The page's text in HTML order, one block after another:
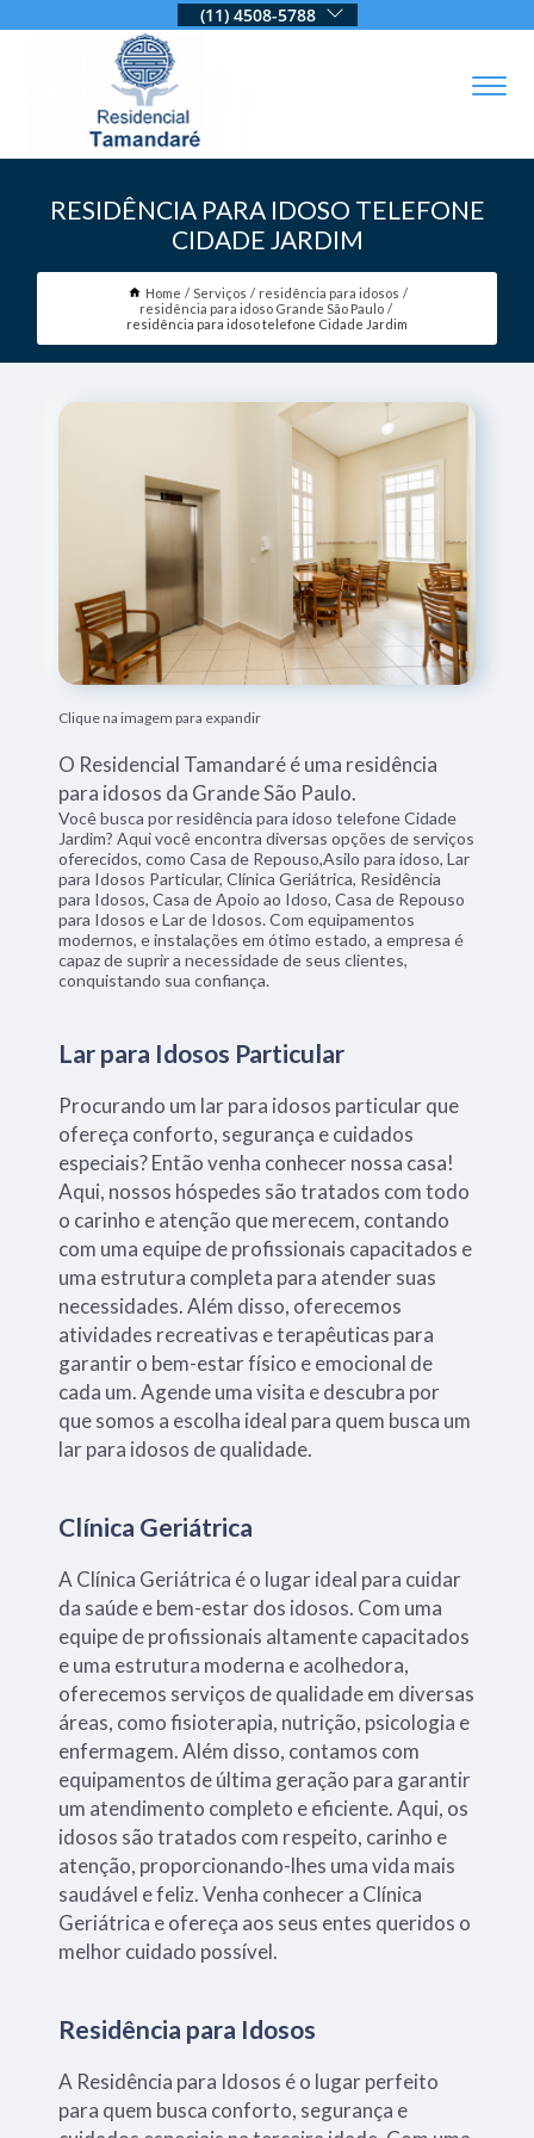
(11) 4508-5788
RESIDÊNCIA PARA IDOSO TELEFONE
CIDADE JARDIM
Home Serviços
residência para idosos
residência para idoso Grande São Paulo
residência para idoso telefone Cidade Jardim
Clique na imagem para expandir
O Residencial Tamandaré é uma residência
para idosos da Grande São Paulo.
Você busca por residência para idoso telefone Cidade
Jardim? Aqui você encontra diversas opções de serviços
oferecidos, como Casa de Repouso,Asilo para idoso, Lar
para Idosos Particular, Clínica Geriátrica, Residência
para Idosos, Casa de Apoio ao Idoso, Casa de Repouso
para Idosos e Lar de Idosos. Com equipamentos
modernos, e instalações em ótimo estado, a empresa é
capaz de suprir a necessidade de seus clientes,
conquistando sua confiança.
Lar para Idosos Particular
Procurando um lar para idosos particular que
ofereça conforto, segurança e cuidados
especiais? Então venha conhecer nossa casa!
Aqui, nossos hóspedes são tratados com todo
o carinho e atenção que merecem, contando
com uma equipe de profissionais capacitados e
uma estrutura completa para atender suas
necessidades. Além disso, oferecemos
atividades recreativas e terapêuticas para
garantir o bem-estar físico e emocional de
cada um. Agende uma visita e descubra por
que somos a escolha ideal para quem busca um
lar para idosos de qualidade.
Clínica Geriátrica
A Clínica Geriátrica é o lugar ideal para cuidar
da saúde e bem-estar dos idosos. Com uma
equipe de profissionais altamente capacitados
e uma estrutura moderna e acolhedora,
oferecemos serviços de qualidade em diversas
áreas, como fisioterapia, nutrição, psicologia e
enfermagem. Além disso, contamos com
equipamentos de última geração para garantir
um atendimento completo e eficiente. Aqui, os
idosos são tratados com respeito, carinho e
atenção, proporcionando-lhes uma vida mais
saudável e feliz. Venha conhecer a Clínica
Geriátrica e ofereça aos seus entes queridos o
melhor cuidado possível.
Residência para Idosos
A Residência para Idosos é o lugar perfeito
para quem busca conforto, segurança e